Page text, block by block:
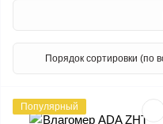
Популярный